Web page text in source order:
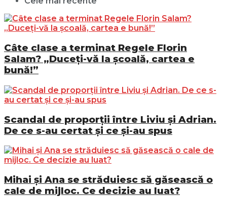
Câte clase a terminat Regele Florin
Salam? „Duceți-vă la școală, cartea e
bună!”
Scandal de proporții între Liviu și Adrian.
De ce s-au certat și ce și-au spus
Mihai și Ana se străduiesc să găsească o
cale de mijloc. Ce decizie au luat?